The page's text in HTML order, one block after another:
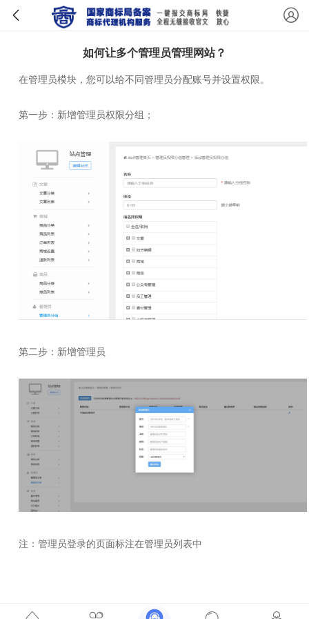
如何让多个管理员管理网站？
在管理员模块，您可以给不同管理员分配账号并设置权限。
第一步：新增管理员权限分组；
第二步：新增管理员
注：管理员登录的页面标注在管理员列表中